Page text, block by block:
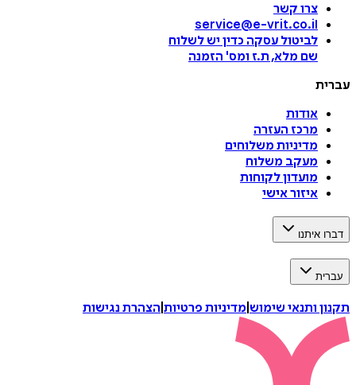
צרו קשר
service@e-vrit.co.il
לביטול עסקה כדין יש לשלוח
שם מלא, ת.ז ומס' הזמנה
עברית
אודות
מרכז העזרה
מדיניות משלוחים
מעקב משלוח
מועדון לקוחות
איזור אישי
דברו איתנו
עברית
תקנון ותנאי שימוש מדיניות פרטיות הצהרת נגישות